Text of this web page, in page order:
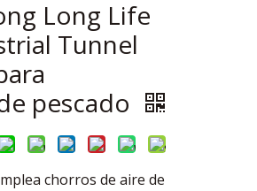
Long Life
Tunnel
pescado
chorros de aire de